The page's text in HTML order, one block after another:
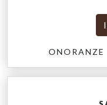
ONORANZE